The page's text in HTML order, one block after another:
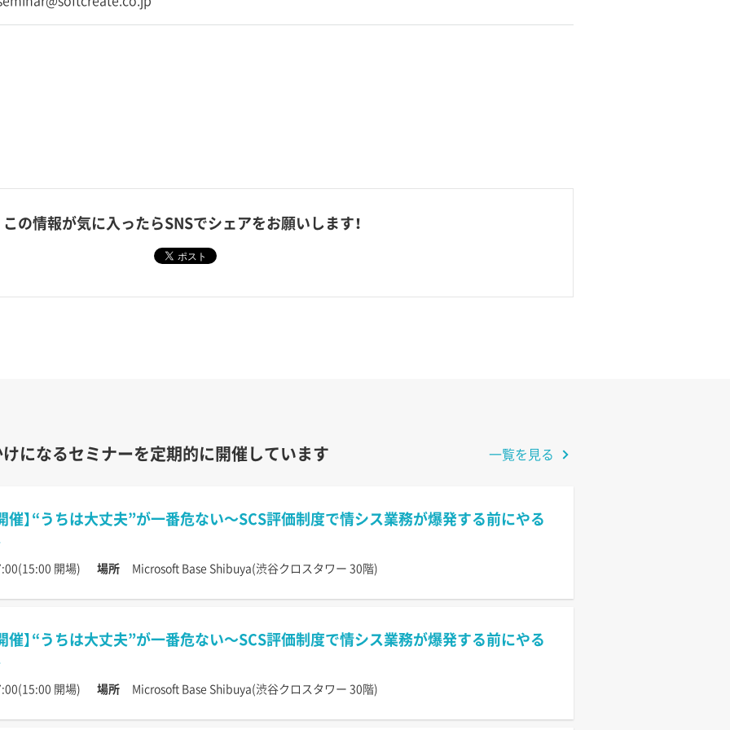
この情報が気に入ったらSNSでシェアをお願いします！
になるセミナーを定期的に開催しています 一覧を見る
催】“うちは大丈夫”が一番危ない〜SCS評価制度で情シス業務が爆発する前にやる
開場) 場所 Microsoft Base Shibuya(渋谷クロスタワー 30階)
催】“うちは大丈夫”が一番危ない〜SCS評価制度で情シス業務が爆発する前にやる
開場) 場所 Microsoft Base Shibuya(渋谷クロスタワー 30階)